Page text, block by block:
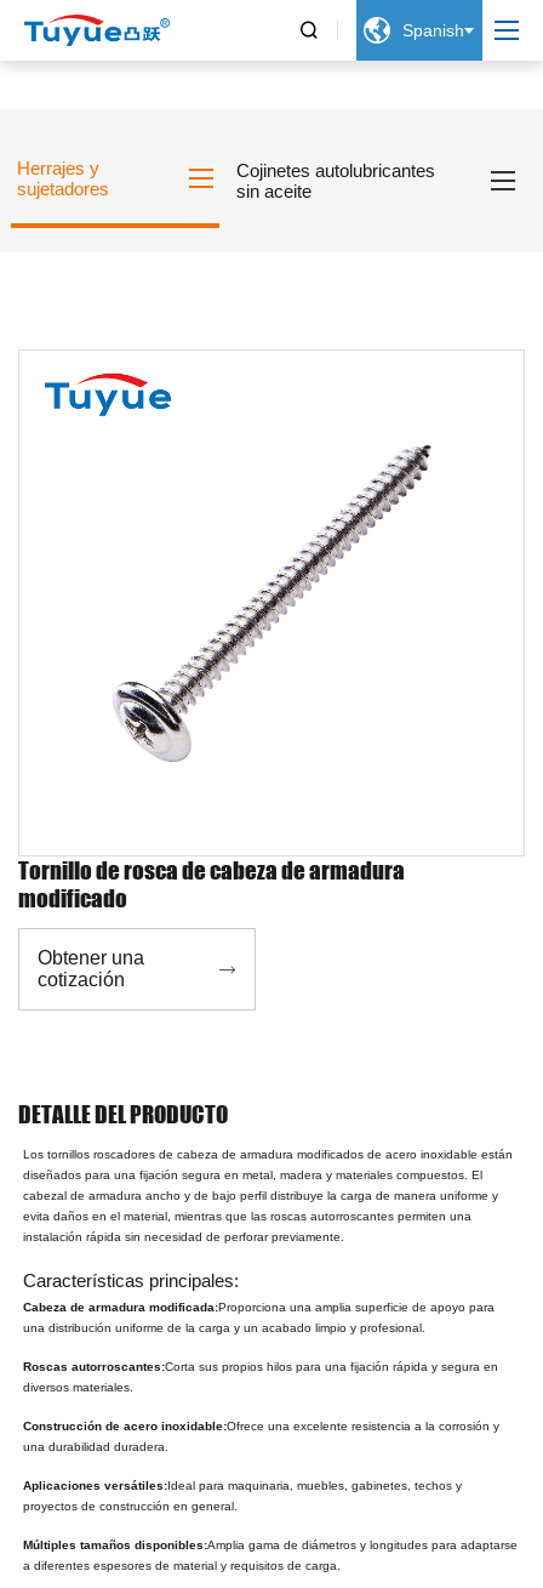
  Spanish
Herrajes y
sujetadores
Cojinetes autolubricantes
sin aceite
Tornillo de rosca de cabeza de armadura
modificado
Obtener una
cotización

DETALLE DEL PRODUCTO
Los tornillos roscadores de cabeza de armadura modificados de acero inoxidable están
diseñados para una fijación segura en metal, madera y materiales compuestos. El
cabezal de armadura ancho y de bajo perfil distribuye la carga de manera uniforme y
evita daños en el material, mientras que las roscas autorroscantes permiten una
instalación rápida sin necesidad de perforar previamente.
Características principales:
Cabeza de armadura modificada:Proporciona una amplia superficie de apoyo para
una distribución uniforme de la carga y un acabado limpio y profesional.
Roscas autorroscantes:Corta sus propios hilos para una fijación rápida y segura en
diversos materiales.
Construcción de acero inoxidable:Ofrece una excelente resistencia a la corrosión y
una durabilidad duradera.
Aplicaciones versátiles:Ideal para maquinaria, muebles, gabinetes, techos y
proyectos de construcción en general.
Múltiples tamaños disponibles:Amplia gama de diámetros y longitudes para adaptarse
a diferentes espesores de material y requisitos de carga.